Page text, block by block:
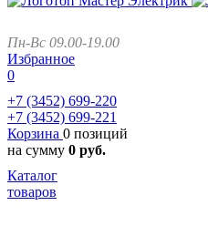
Пн-Вс 09.00-19.00
Избранное
0
+7 (3452) 699-220
+7 (3452) 699-221
Корзина 0 позиций
на сумму 0 руб.
Каталог
товаров